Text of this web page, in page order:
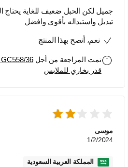
جميل لكن الحبل ضعيف للغاية يحتاج
تبديل واستبداله بأقوى وافضل
نعم، أنصح بهذا المنتج
تمت المراجعة من أجل 36
قدر بخاري للملابس
موسى
1/2/2024
المملكة العربية السعودية